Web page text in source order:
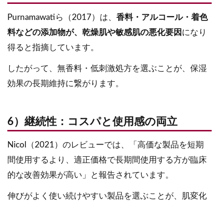
Purnamawatiら（2017）は、 香料・アルコール・着色
料などの添加物が、乾燥肌や敏感肌の悪化要因 になり
得ると指摘しています。
したがって、無香料・低刺激処方を選ぶことが、保湿
効果の長期維持に繋がります。
6）継続性：コスパと使用感の両立
Nicol（2021）のレビューでは、「高価な製品を短期
間使用するより、適正価格で長期間使用する方が臨床
的な改善効果が高い」と報告されています。
伸びがよく使い続けやすい製品を選ぶことが、肌変化